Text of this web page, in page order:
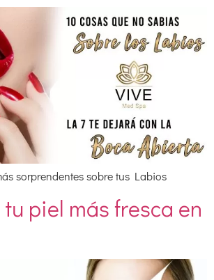
sorprendentes sobre tus Labios
piel más fresca en